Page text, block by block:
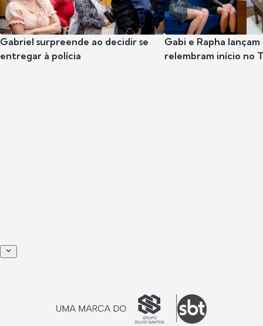
Gabriel surpreende ao decidir se
entregar à polícia
Gabi e Rapha
relembram início no